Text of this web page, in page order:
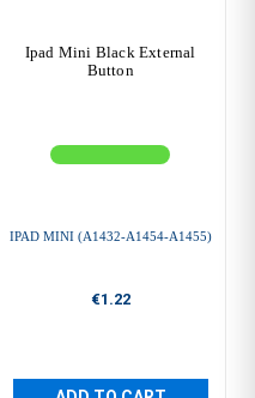
Ipad Mini Black External
Button
IPAD MINI (A1432-A1454-A1455)
€1.22